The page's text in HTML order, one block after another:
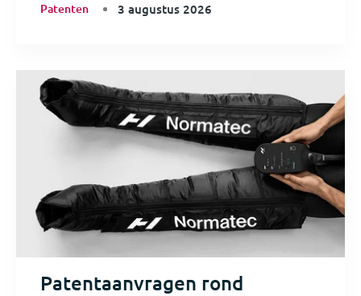
Patenten 3 augustus 2026
Patentaanvragen rond